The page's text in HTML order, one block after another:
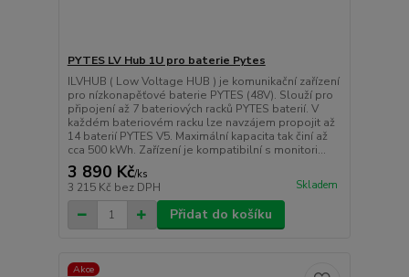
PYTES LV Hub 1U pro baterie Pytes
ILVHUB ( Low Voltage HUB ) je komunikační zařízení
pro nízkonapěťové baterie PYTES (48V). Slouží pro
připojení až 7 bateriových racků PYTES baterií. V
každém bateriovém racku lze navzájem propojit až
14 baterií PYTES V5. Maximální kapacita tak činí až
cca 500 kWh. Zařízení je kompatibilní s monitori...
3 890 Kč/ks
3 215 Kč bez DPH Skladem
Přidat do košíku
Akce